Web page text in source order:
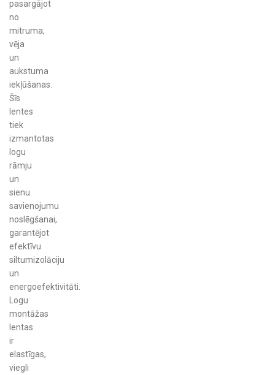
pasargājot
no
mitruma,
vēja
un
aukstuma
iekļūšanas.
Šīs
lentes
tiek
izmantotas
logu
rāmju
un
sienu
savienojumu
noslēgšanai,
garantējot
efektīvu
siltumizolāciju
un
energoefektivitāti.
Logu
montāžas
lentas
ir
elastīgas,
viegli